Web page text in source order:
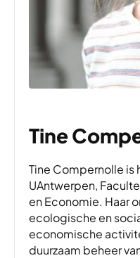
Tine
Tine Compernolle
UAntwerpen,
en Economie. Haar
ecologische en
economische
duurzaam beheer